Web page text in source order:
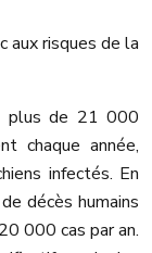
aux risques de la
plus de 21 000
chaque année,
infectés. En
décès humains
000 cas par an.